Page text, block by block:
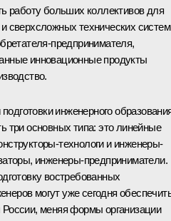
работу больших коллективов для
сверхсложных технических
предпринимателя,
инновационные продукты
инженерного
три основных типа: это линейные
технологи и инженеры-
инженеры-предприниматели.
востребованных
могут уже сегодня
меняя формы организации